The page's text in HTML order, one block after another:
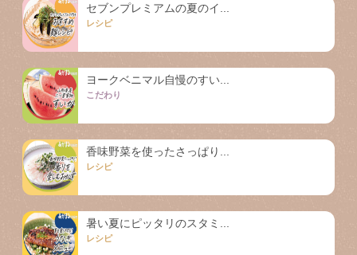
セブンプレミアムの夏のイ...
レシピ
ヨークベニマル自慢のすい...
こだわり
香味野菜を使ったさっぱり...
レシピ
暑い夏にピッタリのスタミ...
レシピ